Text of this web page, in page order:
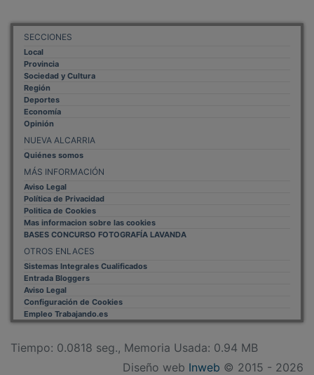
SECCIONES
Local
Provincia
Sociedad y Cultura
Región
Deportes
Economía
Opinión
NUEVA ALCARRIA
Quiénes somos
MÁS INFORMACIÓN
Aviso Legal
Política de Privacidad
Politica de Cookies
Mas informacion sobre las cookies
BASES CONCURSO FOTOGRAFÍA LAVANDA
OTROS ENLACES
Sistemas Integrales Cualificados
Entrada Bloggers
Aviso Legal
Configuración de Cookies
Empleo Trabajando.es